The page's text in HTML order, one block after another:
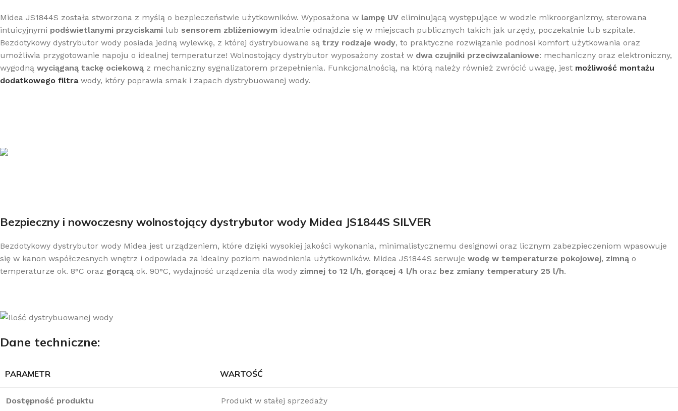
Midea JS1844S została stworzona z myślą o bezpieczeństwie użytkowników. Wyposażona w lampę UV eliminującą występujące w wodzie mikroorganizmy, sterowana
intuicyjnymi podświetlanymi przyciskami lub sensorem zbliżeniowym idealnie odnajdzie się w miejscach publicznych takich jak urzędy, poczekalnie lub szpitale.
Bezdotykowy dystrybutor wody posiada jedną wylewkę, z której dystrybuowane są trzy rodzaje wody, to praktyczne rozwiązanie podnosi komfort użytkowania oraz
umożliwia przygotowanie napoju o idealnej temperaturze! Wolnostojący dystrybutor wyposażony został w dwa czujniki przeciwzalaniowe: mechaniczny oraz elektroniczny,
wygodną wyciąganą tackę ociekową z mechaniczny sygnalizatorem przepełnienia. Funkcjonalnością, na którą należy również zwrócić uwagę, jest możliwość montażu
dodatkowego filtra wody, który poprawia smak i zapach dystrybuowanej wody.
Bezpieczny i nowoczesny wolnostojący dystrybutor wody Midea JS1844S SILVER
Bezdotykowy dystrybutor wody Midea jest urządzeniem, które dzięki wysokiej jakości wykonania, minimalistycznemu designowi oraz licznym zabezpieczeniom wpasowuje
się w kanon współczesnych wnętrz i odpowiada za idealny poziom nawodnienia użytkowników. Midea JS1844S serwuje wodę w temperaturze pokojowej, zimną o
temperaturze ok. 8°C oraz gorącą ok. 90°C, wydajność urządzenia dla wody zimnej to 12 l/h, gorącej 4 l/h oraz bez zmiany temperatury 25 l/h.
Dane techniczne:
PARAMETR WARTOŚĆ
Dostępność produktu Produkt w stałej sprzedaży